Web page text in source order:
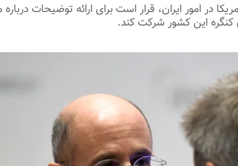
در امور ایران، قرار است برای ارائه توضیحات
این کشور شرکت کند.